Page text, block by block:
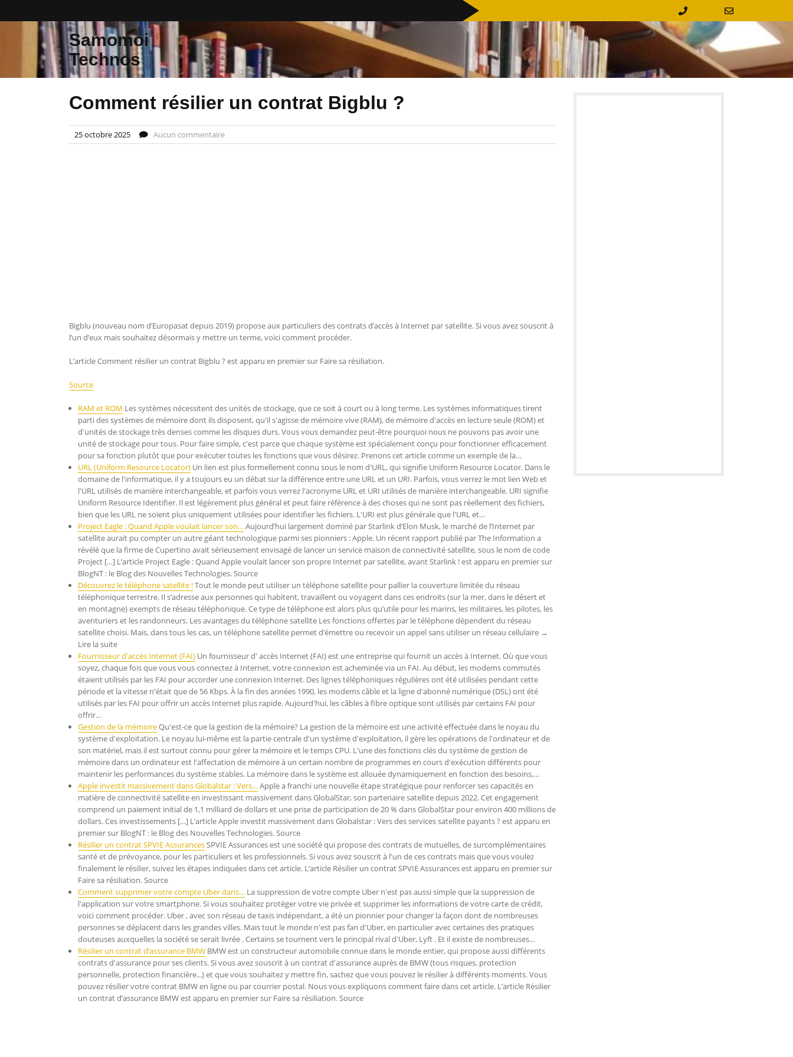
Samomoi
Technos
Comment résilier un contrat Bigblu ?
25 octobre 2025 Aucun commentaire
Bigblu (nouveau nom d’Europasat depuis 2019) propose aux particuliers des contrats d’accès à Internet par satellite. Si vous avez souscrit à
l’un d’eux mais souhaitez désormais y mettre un terme, voici comment procéder.
L’article Comment résilier un contrat Bigblu ? est apparu en premier sur Faire sa résiliation.
Source
RAM et ROM Les systèmes nécessitent des unités de stockage, que ce soit à court ou à long terme. Les systèmes informatiques tirent
parti des systèmes de mémoire dont ils disposent, qu'il s'agisse de mémoire vive (RAM), de mémoire d'accès en lecture seule (ROM) et
d'unités de stockage très denses comme les disques durs. Vous vous demandez peut-être pourquoi nous ne pouvons pas avoir une
unité de stockage pour tous. Pour faire simple, c'est parce que chaque système est spécialement conçu pour fonctionner efficacement
pour sa fonction plutôt que pour exécuter toutes les fonctions que vous désirez. Prenons cet article comme un exemple de la…
URL (Uniform Resource Locator) Un lien est plus formellement connu sous le nom d'URL, qui signifie Uniform Resource Locator. Dans le
domaine de l'informatique, il y a toujours eu un débat sur la différence entre une URL et un URI. Parfois, vous verrez le mot lien Web et
l'URL utilisés de manière interchangeable, et parfois vous verrez l'acronyme URL et URI utilisés de manière interchangeable. URI signifie
Uniform Resource Identifier. Il est légèrement plus général et peut faire référence à des choses qui ne sont pas réellement des fichiers,
bien que les URL ne soient plus uniquement utilisées pour identifier les fichiers. L'URI est plus générale que l'URL et…
Project Eagle : Quand Apple voulait lancer son…Aujourd’hui largement dominé par Starlink d’Elon Musk, le marché de l’Internet par
satellite aurait pu compter un autre géant technologique parmi ses pionniers : Apple. Un récent rapport publié par The Information a
révélé que la firme de Cupertino avait sérieusement envisagé de lancer un service maison de connectivité satellite, sous le nom de code
Project […] L’article Project Eagle : Quand Apple voulait lancer son propre Internet par satellite, avant Starlink ! est apparu en premier sur
BlogNT : le Blog des Nouvelles Technologies. Source
Découvrez le téléphone satellite !Tout le monde peut utiliser un téléphone satellite pour pallier la couverture limitée du réseau
téléphonique terrestre. Il s’adresse aux personnes qui habitent, travaillent ou voyagent dans ces endroits (sur la mer, dans le désert et
en montagne) exempts de réseau téléphonique. Ce type de téléphone est alors plus qu’utile pour les marins, les militaires, les pilotes, les
aventuriers et les randonneurs. Les avantages du téléphone satellite Les fonctions offertes par le téléphone dépendent du réseau
satellite choisi. Mais, dans tous les cas, un téléphone satellite permet d’émettre ou recevoir un appel sans utiliser un réseau cellulaire →
Lire la suite
Fournisseur d'accès Internet (FAI) Un fournisseur d' accès Internet (FAI) est une entreprise qui fournit un accès à Internet. Où que vous
soyez, chaque fois que vous vous connectez à Internet, votre connexion est acheminée via un FAI. Au début, les modems commutés
étaient utilisés par les FAI pour accorder une connexion Internet. Des lignes téléphoniques régulières ont été utilisées pendant cette
période et la vitesse n'était que de 56 Kbps. À la fin des années 1990, les modems câble et la ligne d'abonné numérique (DSL) ont été
utilisés par les FAI pour offrir un accès Internet plus rapide. Aujourd'hui, les câbles à fibre optique sont utilisés par certains FAI pour
offrir…
Gestion de la mémoireQu'est-ce que la gestion de la mémoire? La gestion de la mémoire est une activité effectuée dans le noyau du
système d'exploitation. Le noyau lui-même est la partie centrale d'un système d'exploitation, il gère les opérations de l'ordinateur et de
son matériel, mais il est surtout connu pour gérer la mémoire et le temps CPU. L'une des fonctions clés du système de gestion de
mémoire dans un ordinateur est l'affectation de mémoire à un certain nombre de programmes en cours d'exécution différents pour
maintenir les performances du système stables. La mémoire dans le système est allouée dynamiquement en fonction des besoins,…
Apple investit massivement dans Globalstar : Vers…Apple a franchi une nouvelle étape stratégique pour renforcer ses capacités en
matière de connectivité satellite en investissant massivement dans GlobalStar, son partenaire satellite depuis 2022. Cet engagement
comprend un paiement initial de 1,1 milliard de dollars et une prise de participation de 20 % dans GlobalStar pour environ 400 millions de
dollars. Ces investissements […] L’article Apple investit massivement dans Globalstar : Vers des services satellite payants ? est apparu en
premier sur BlogNT : le Blog des Nouvelles Technologies. Source
Résilier un contrat SPVIE AssurancesSPVIE Assurances est une société qui propose des contrats de mutuelles, de surcomplémentaires
santé et de prévoyance, pour les particuliers et les professionnels. Si vous avez souscrit à l'un de ces contrats mais que vous voulez
finalement le résilier, suivez les étapes indiquées dans cet article. L’article Résilier un contrat SPVIE Assurances est apparu en premier sur
Faire sa résiliation. Source
Comment supprimer votre compte Uber dans… La suppression de votre compte Uber n'est pas aussi simple que la suppression de
l'application sur votre smartphone. Si vous souhaitez protéger votre vie privée et supprimer les informations de votre carte de crédit,
voici comment procéder. Uber , avec son réseau de taxis indépendant, a été un pionnier pour changer la façon dont de nombreuses
personnes se déplacent dans les grandes villes. Mais tout le monde n'est pas fan d'Uber, en particulier avec certaines des pratiques
douteuses auxquelles la société se serait livrée . Certains se tournent vers le principal rival d'Uber, Lyft . Et il existe de nombreuses…
Résilier un contrat d’assurance BMW BMW est un constructeur automobile connue dans le monde entier, qui propose aussi différents
contrats d'assurance pour ses clients. Si vous avez souscrit à un contrat d'assurance auprès de BMW (tous risques, protection
personnelle, protection financière...) et que vous souhaitez y mettre fin, sachez que vous pouvez le résilier à différents moments. Vous
pouvez résilier votre contrat BMW en ligne ou par courrier postal. Nous vous expliquons comment faire dans cet article. L’article Résilier
un contrat d’assurance BMW est apparu en premier sur Faire sa résiliation. Source